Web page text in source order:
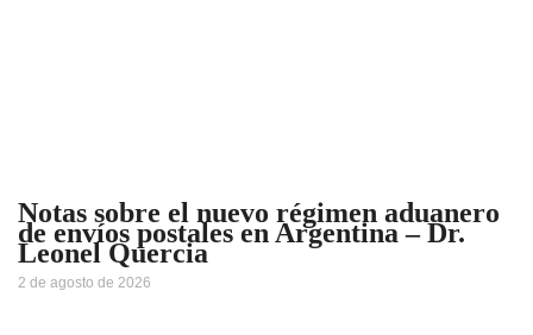
Notas sobre el nuevo régimen aduanero
de envíos postales en Argentina – Dr.
Leonel Quercia
2 de agosto de 2026